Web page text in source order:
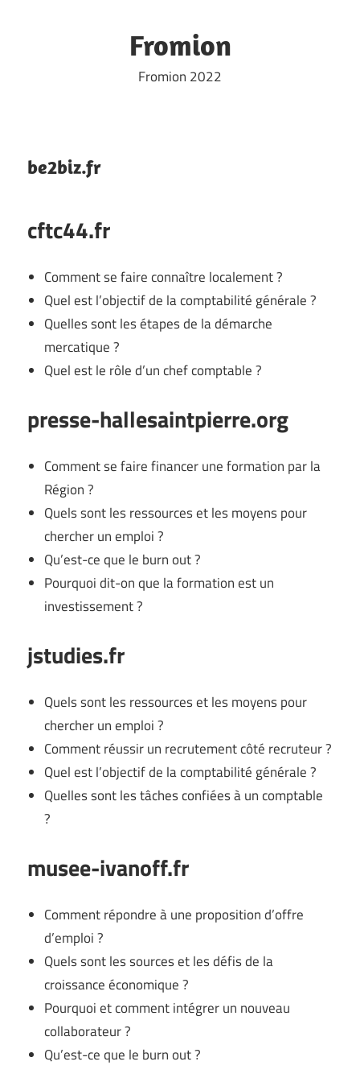
Fromion
Fromion 2022
be2biz.fr
cftc44.fr
Comment se faire connaître localement ?
Quel est l’objectif de la comptabilité générale ?
Quelles sont les étapes de la démarche
mercatique ?
Quel est le rôle d’un chef comptable ?
presse-hallesaintpierre.org
Comment se faire financer une formation par la
Région ?
Quels sont les ressources et les moyens pour
chercher un emploi ?
Qu’est-ce que le burn out ?
Pourquoi dit-on que la formation est un
investissement ?
jstudies.fr
Quels sont les ressources et les moyens pour
chercher un emploi ?
Comment réussir un recrutement côté recruteur ?
Quel est l’objectif de la comptabilité générale ?
Quelles sont les tâches confiées à un comptable
?
musee-ivanoff.fr
Comment répondre à une proposition d’offre
d’emploi ?
Quels sont les sources et les défis de la
croissance économique ?
Pourquoi et comment intégrer un nouveau
collaborateur ?
Qu’est-ce que le burn out ?